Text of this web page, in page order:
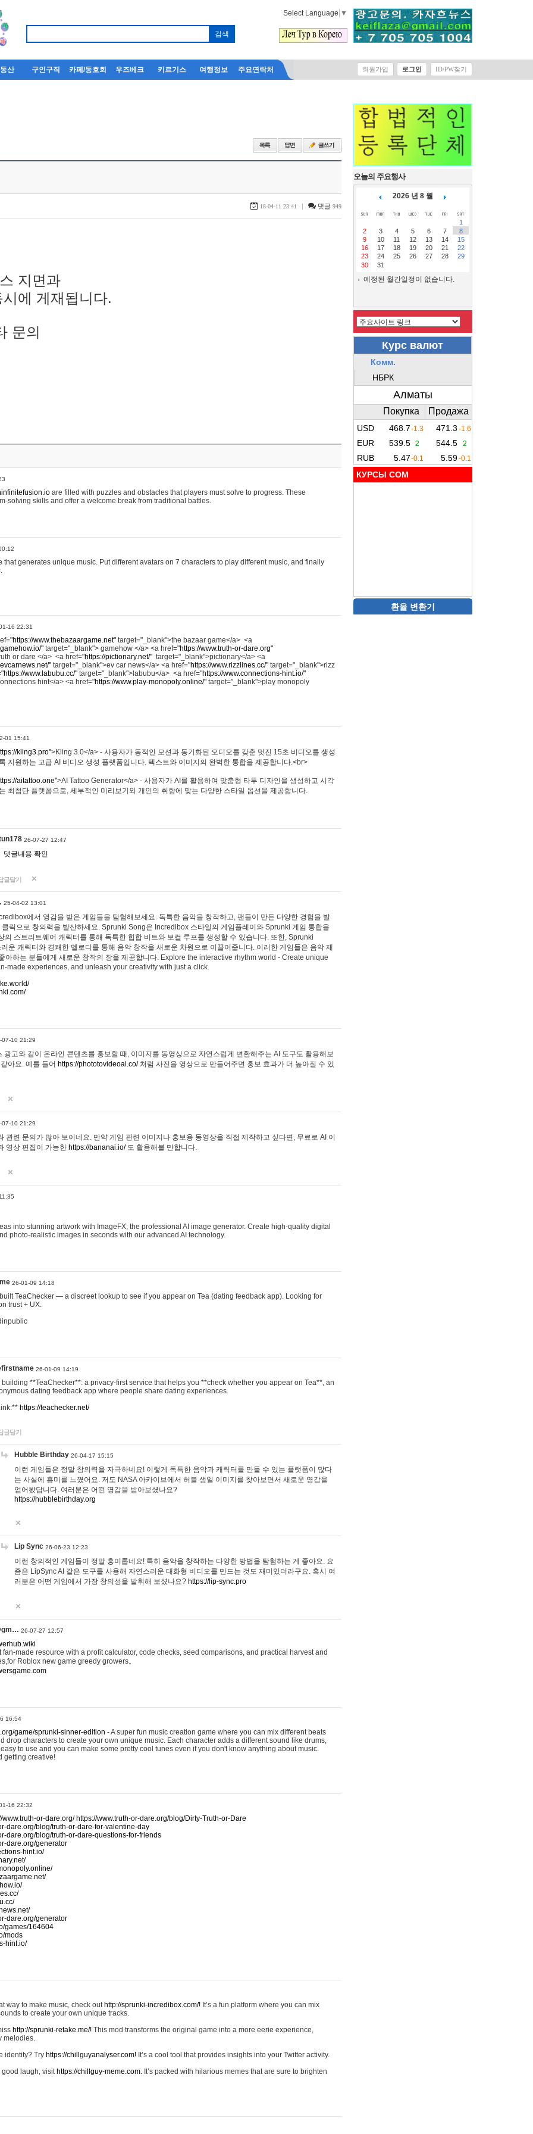
Select Language ▼
산 구인구직 카페/동호회 우즈베크 키르기스 여행정보 주요연락처 회원가입 로그인 ID/PW찾기
18-04-11 23:41 | 댓글 949
지면과
에 게재됩니다.
문의
are filled with puzzles and obstacles that players must solve to progress. These
solving skills and offer a welcome break from traditional battles.
that generates unique music. Put different avatars on 7 characters to play different music, and finally
16 22:31
https://www.thebazaargame.net" target="_blank">the bazaar game</a> <a
" target="_blank"> gamehow </a> <a href="https://www.truth-or-dare.org"
or dare </a> <a href="https://pictionary.net/" target="_blank">pictionary</a> <a
" target="_blank">ev car news</a> <a href="https://www.rizzlines.cc/" target="_blank">rizz
https://www.labubu.cc/" target="_blank">labubu</a> <a href="https://www.connections-hint.io/"
hint</a> <a href="https://www.play-monopoly.online/" target="_blank">play monopoly
01 15:41
kling3.pro">Kling 3.0</a> - 사용자가 동적인 모션과 동기화된 오디오를 갖춘 멋진 15초 비디오를 생성
지원하는 고급 AI 비디오 생성 플랫폼입니다. 텍스트와 이미지의 완벽한 통합을 제공합니다.<br>
aitattoo.one">AI Tattoo Generator</a> - 사용자가 AI를 활용하여 맞춤형 타투 디자인을 생성하고 시각
최첨단 플랫폼으로, 세부적인 미리보기와 개인의 취향에 맞는 다양한 스타일 옵션을 제공합니다.
26-07-27 12:47
댓글내용 확인
글달기
25-04-02 13:01
에서 영감을 받은 게임들을 탐험해보세요. 독특한 음악을 창작하고, 팬들이 만든 다양한 경험을 발
클릭으로 창의력을 발산하세요. Sprunki Song은 Incredibox 스타일의 게임플레이와 Sprunki 게임 통합을
의 스트리트웨어 캐릭터를 통해 독특한 힙합 비트와 보컬 루프를 생성할 수 있습니다. 또한, Sprunki
운 캐릭터와 경쾌한 멜로디를 통해 음악 창작을 새로운 차원으로 이끌어줍니다. 이러한 게임들은 음악 제
아하는 분들에게 새로운 창작의 장을 제공합니다. Explore the interactive rhythm world - Create unique
made experiences, and unleash your creativity with just a click.
07-10 21:29
광고와 같이 온라인 콘텐츠를 홍보할 때, 이미지를 동영상으로 자연스럽게 변환해주는 AI 도구도 활용해보
아요. 예를 들어 https://phototovideoai.co/처럼 사진을 영상으로 만들어주면 홍보 효과가 더 높아질 수 있
07-10 21:29
관련 문의가 많아 보이네요. 만약 게임 관련 이미지나 홍보용 동영상을 직접 제작하고 싶다면, 무료로 AI 이
영상 편집이 가능한 https://bananai.io/도 활용해볼 만합니다.
into stunning artwork with ImageFX, the professional AI image generator. Create high-quality digital
photo-realistic images in seconds with our advanced AI technology.
26-01-09 14:18
TeaChecker — a discreet lookup to see if you appear on Tea (dating feedback app). Looking for
trust + UX.
26-01-09 14:19
building **TeaChecker**: a privacy-first service that helps you **check whether you appear on Tea**, an
dating feedback app where people share dating experiences.
https://teachecker.net/
글달기
Hubble Birthday 26-04-17 15:15
이런 게임들은 정말 창의력을 자극하네요! 이렇게 독특한 음악과 캐릭터를 만들 수 있는 플랫폼이 많다
는 사실에 흥미를 느꼈어요. 저도 NASA 아카이브에서 허블 생일 이미지를 찾아보면서 새로운 영감을
얻어봤답니다. 여러분은 어떤 영감을 받아보셨나요?
https://hubblebirthday.org
Lip Sync 26-06-23 12:23
이런 창의적인 게임들이 정말 흥미롭네요! 특히 음악을 창작하는 다양한 방법을 탐험하는 게 좋아요. 요
즘은 LipSync AI 같은 도구를 사용해 자연스러운 대화형 비디오를 만드는 것도 재미있더라구요. 혹시 여
러분은 어떤 게임에서 가장 창의성을 발휘해 보셨나요? https://lip-sync.pro
26-07-27 12:57
made resource with a profit calculator, code checks, seed comparisons, and practical harvest and
Roblox new game greedy growers。
16:54
game/sprunki-sinner-edition - A super fun music creation game where you can mix different beats
drop characters to create your own unique music. Each character adds a different sound like drums,
to use and you can make some pretty cool tunes even if you don't know anything about music.
getting creative!
16 22:32
www.truth-or-dare.org/ https://www.truth-or-dare.org/blog/Dirty-Truth-or-Dare
dare.org/blog/truth-or-dare-for-valentine-day
dare.org/blog/truth-or-dare-questions-for-friends
dare.org/generator
hint.io/
dare.org/generator
games/164604
mods
hint.io/
way to make music, check out http://sprunki-incredibox.com/! It’s a fun platform where you can mix
to create your own unique tracks.
http://sprunki-retake.me/! This mod transforms the original game into a more eerie experience,
melodies.
identity? Try https://chillguyanalyser.com! It’s a cool tool that provides insights into your Twitter activity.
good laugh, visit https://chillguy-meme.com. It’s packed with hilarious memes that are sure to brighten
오늘의 주요행사
2026 년 8 월
1
2
3 4 5 6 7
8
9
10 11 12 13 14
15
16
17 18 19 20 21
22
23
24 25 26 27 28
29
30
31
예정된 월간일정이 없습니다.
КУРСЫ COM
환율 변환기